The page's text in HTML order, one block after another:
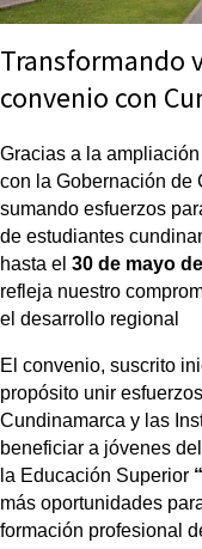
Transformando
convenio con
Gracias a la
con la Gobernación de
sumando esfuerzos
de estudiantes
hasta el 30 de mayo
refleja nuestro
el desarrollo regional
El convenio, suscrito
propósito unir
Cundinamarca y las
beneficiar a jóvenes
la Educación Superior
más oportunidades
formación profesional